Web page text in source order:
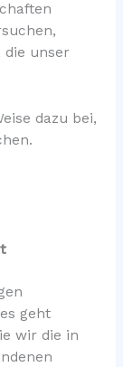
die unser
dazu bei,
geht
wir die in